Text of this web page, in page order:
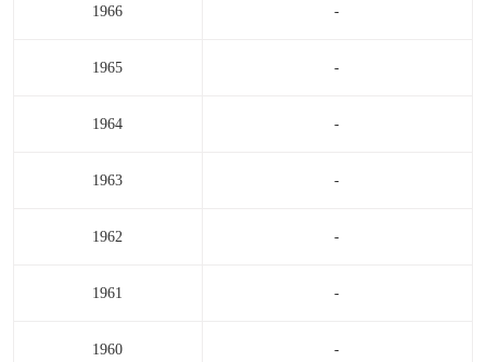
1966 -
1965 -
1964 -
1963 -
1962 -
1961 -
1960 -